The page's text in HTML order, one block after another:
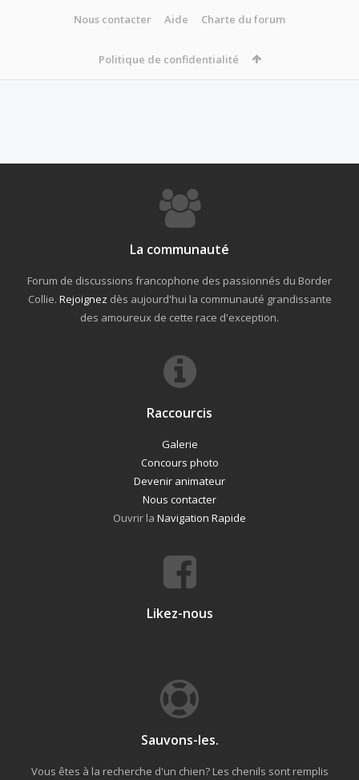
Nous contacter Aide Charte du forum
Politique de confidentialité
La communauté
Forum de discussions francophone des passionnés du Border
Collie. Rejoignez dès aujourd'hui la communauté grandissante
des amoureux de cette race d'exception.
Raccourcis
Galerie
Concours photo
Devenir animateur
Nous contacter
Ouvrir la Navigation Rapide
Likez-nous
Sauvons-les.
Vous êtes à la recherche d'un chien? Les chenils sont remplis